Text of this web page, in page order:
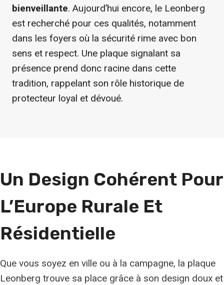
bienveillante. Aujourd’hui encore, le Leonberg
est recherché pour ces qualités, notamment
dans les foyers où la sécurité rime avec bon
sens et respect. Une plaque signalant sa
présence prend donc racine dans cette
tradition, rappelant son rôle historique de
protecteur loyal et dévoué.
Un Design Cohérent Pour
L’Europe Rurale Et
Résidentielle
Que vous soyez en ville ou à la campagne, la plaque
Leonberg trouve sa place grâce à son design doux et